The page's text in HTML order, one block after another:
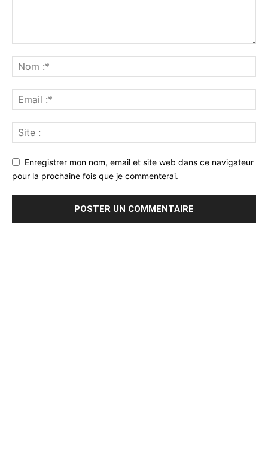
Enregistrer mon nom, email et site web dans ce navigateur
pour la prochaine fois que je commenterai.